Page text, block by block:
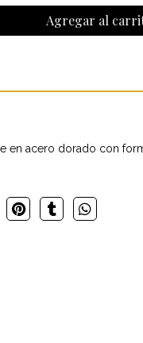
en acero dorado con